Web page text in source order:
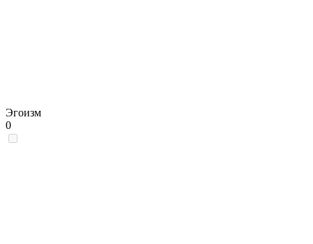
Эгоизм
0